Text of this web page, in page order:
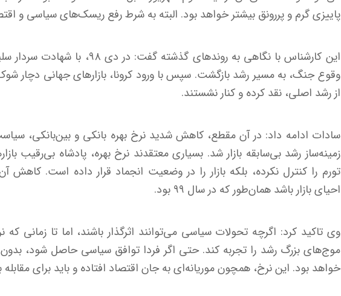
پاییزی گرم و پررونق بیشتر خواهد بود. البته به شرط رفع ریسک‌های سیاسی و
این کارشناس با نگاهی به روندهای
وقوع جنگ، به مسیر رشد بازگشت. سپس با ورود کرونا، بازارهای جهانی دچار
از رشد اصلی، نقد کرده و کنار نشستند.
سادات ادامه داد: در آن مقطع، کاهش شدید نرخ بهره بانکی و بین‌بانکی،
زمینه‌ساز رشد بی‌سابقه بازار شد. بسیاری معتقدند نرخ بهره، پادشاه بی‌رقیب
تورم را کنترل نکرده، بلکه بازار را در وضعیت انجماد قرار داده است. کاهش
احیای بازار باشد همان‌طور که در سال ۹۹ بود.
وی تاکید کرد: اگرچه تحولات سیاسی می‌توانند اثرگذار باشند، اما تا زمانی که
موج‌های بزرگ رشد را تجربه کند. حتی اگر فردا توافق سیاسی حاصل شود، بدون
خواهد بود. این نرخ، همچون موریانه‌ای به جان اقتصاد افتاده و باید برای مقابله